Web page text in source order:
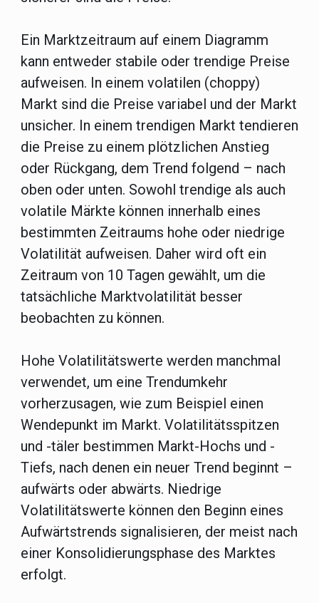
Ein Marktzeitraum auf einem Diagramm
kann entweder stabile oder trendige Preise
aufweisen. In einem volatilen (choppy)
Markt sind die Preise variabel und der Markt
unsicher. In einem trendigen Markt tendieren
die Preise zu einem plötzlichen Anstieg
oder Rückgang, dem Trend folgend – nach
oben oder unten. Sowohl trendige als auch
volatile Märkte können innerhalb eines
bestimmten Zeitraums hohe oder niedrige
Volatilität aufweisen. Daher wird oft ein
Zeitraum von 10 Tagen gewählt, um die
tatsächliche Marktvolatilität besser
beobachten zu können.
Hohe Volatilitätswerte werden manchmal
verwendet, um eine Trendumkehr
vorherzusagen, wie zum Beispiel einen
Wendepunkt im Markt. Volatilitätsspitzen
und -täler bestimmen Markt-Hochs und -
Tiefs, nach denen ein neuer Trend beginnt –
aufwärts oder abwärts. Niedrige
Volatilitätswerte können den Beginn eines
Aufwärtstrends signalisieren, der meist nach
einer Konsolidierungsphase des Marktes
erfolgt.